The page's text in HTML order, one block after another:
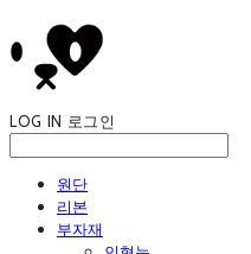
LOG IN 로그인
원단
리본
부자재